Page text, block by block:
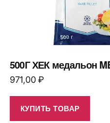
500Г ХЕК медальон
971,00₽
КУПИТЬ ТОВАР